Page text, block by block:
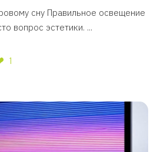
сну Правильное освещение
вопрос эстетики. ...
1